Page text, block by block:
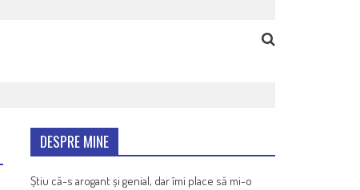
DESPRE MINE
Știu că-s arogant și genial, dar îmi place să mi-o